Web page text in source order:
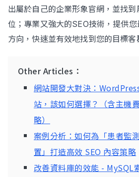
出屬於自己的企業形象官網，並找
位；專業又強大的SEO技術，提供
方向，快速並有效地找到您的目標客
Other Articles：
網站開發大對決：
站，該如何選擇？（含主機
略）
案例分析：如何為「患者監
置」打造高效 SEO 內容策略
改善資料庫的效能 - MySQL